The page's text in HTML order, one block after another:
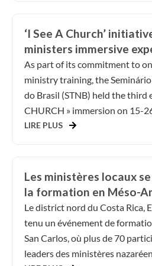
‘I See A Church’
ministers immersive
As part of its commitment to
ministry training, the
do Brasil (STNB) held the third
CHURCH » immersion on 15-
LIRE PLUS
Les ministères locaux
la formation en Méso-
Le district nord du Costa Rica,
tenu un événement de
San Carlos, où plus de 70
leaders des ministères